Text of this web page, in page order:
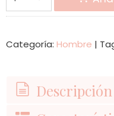
Categoría: Hombre |
Descripción